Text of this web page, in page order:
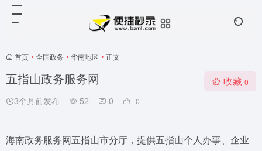
首页 • 全国政务 • 华南地区 • 正文
五指山政务服务网
3个月前发布 52 0 0
收藏 0
海南政务服务网五指山市分厅，提供五指山个人办事、企业